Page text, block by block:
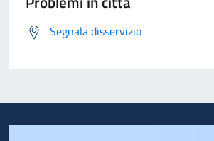
Segnala disservizio